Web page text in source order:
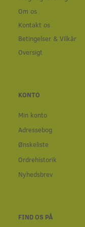
Om os
Kontakt os
Betingelser & Vilkår
Oversigt
KONTO
Min konto
Adressebog
Ønskeliste
Ordrehistorik
Nyhedsbrev
FIND OS PÅ